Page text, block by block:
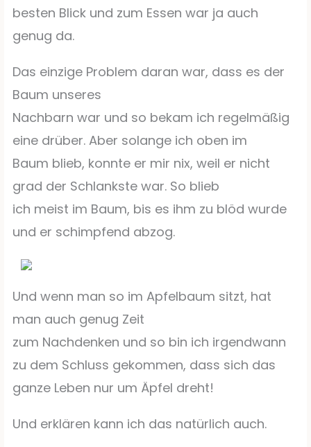
besten Blick und zum Essen war ja auch
genug da.
Das einzige Problem daran war, dass es der
Baum unseres
Nachbarn war und so bekam ich regelmäßig
eine drüber. Aber solange ich oben im
Baum blieb, konnte er mir nix, weil er nicht
grad der Schlankste war. So blieb
ich meist im Baum, bis es ihm zu blöd wurde
und er schimpfend abzog.
Und wenn man so im Apfelbaum sitzt, hat
man auch genug Zeit
zum Nachdenken und so bin ich irgendwann
zu dem Schluss gekommen, dass sich das
ganze Leben nur um Äpfel dreht!
Und erklären kann ich das natürlich auch.